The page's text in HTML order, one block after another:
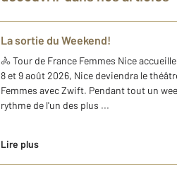
La sortie du Weekend!
🚴 Tour de France Femmes Nice
8 et 9 août 2026, Nice deviendra le
Femmes avec Zwift. Pendant tout un
rythme de l'un des plus ...
Lire plus